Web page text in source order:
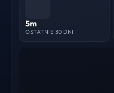
5m
OSTATNIE 30 DNI